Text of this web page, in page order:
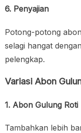
6. Penyajian
Potong-potong
selagi hangat
pelengkap.
Variasi Abon
1. Abon Gulung Roti
Tambahkan lebih